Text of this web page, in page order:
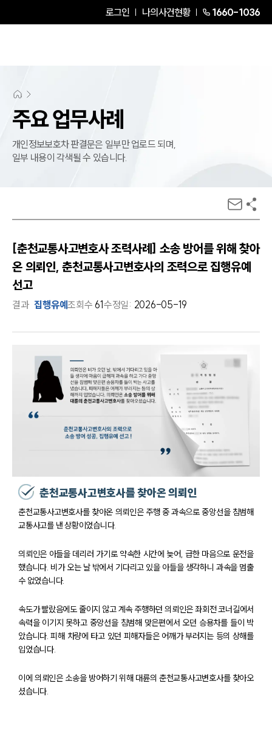
로그인 나의사건현황 1660-1036
주요 업무사례
개인정보보호차 판결문은 일부만 업로드 되며,
일부 내용이 각색될 수 있습니다.
[춘천교통사고변호사 조력사례] 소송 방어를 위해 찾아
온 의뢰인, 춘천교통사고변호사의 조력으로 집행유예
선고
결과 집행유예조회수61수정일: 2026-05-19
춘천교통사고변호사를 찾아온 의뢰인
춘천교통사고변호사를 찾아온 의뢰인은 주행 중 과속으로 중앙선을 침범해
교통사고를 낸 상황이었습니다.
의뢰인은 아들을 데리러 가기로 약속한 시간에 늦어, 급한 마음으로 운전을
했습니다. 비가 오는 날 밖에서 기다리고 있을 아들을 생각하니 과속을 멈출
수 없었습니다.
속도가 빨랐음에도 줄이지 않고 계속 주행하던 의뢰인은 좌회전 코너길에서
속력을 이기지 못하고 중앙선을 침범해 맞은편에서 오던 승용차를 들이 박
았습니다. 피해 차량에 타고 있던 피해자들은 어깨가 부러지는 등의 상해를
입었습니다.
이에 의뢰인은 소송을 방어하기 위해 대륜의 춘천교통사고변호사를 찾아오
셨습니다.